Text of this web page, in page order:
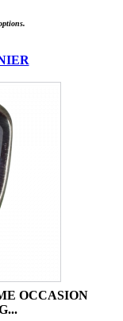
OCCASION